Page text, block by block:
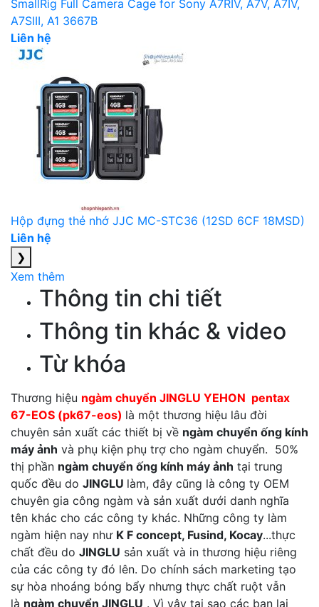
SmallRig Full Camera Cage for Sony A7RIV, A7V, A7IV,
A7SIII, A1 3667B
Liên hệ
Hộp đựng thẻ nhớ JJC MC-STC36 (12SD 6CF 18MSD)
Liên hệ
❯
Xem thêm
Thông tin chi tiết
Thông tin khác & video
Từ khóa
Thương hiệu ngàm chuyển JINGLU YEHON pentax
67-EOS (pk67-eos) là một thương hiệu lâu đời
chuyên sản xuất các thiết bị về ngàm chuyển ống kính
máy ảnh và phụ kiện phụ trợ cho ngàm chuyển. 50%
thị phần ngàm chuyển ống kính máy ảnh tại trung
quốc đều do JINGLU làm, đây cũng là công ty OEM
chuyên gia công ngàm và sản xuất dưới danh nghĩa
tên khác cho các công ty khác. Những công ty làm
ngàm hiện nay như K F concept, Fusind, Kocay...thực
chất đều do JINGLU sản xuất và in thương hiệu riêng
của các công ty đó lên. Do chính sách marketing tạo
sự hòa nhoáng bóng bẩy nhưng thực chất ruột vẫn
là ngàm chuyển JINGLU . Vì vậy tại sao các bạn lại